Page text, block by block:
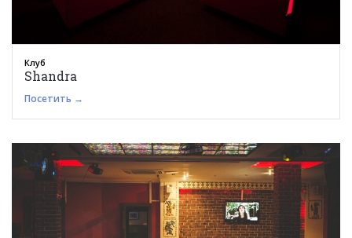
Клуб
Shandra
Посетить →